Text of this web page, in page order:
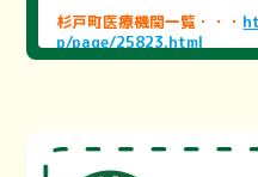
杉戸町医療機関一覧・・・
p/page/25823.html
町内の医療機関をまとめま